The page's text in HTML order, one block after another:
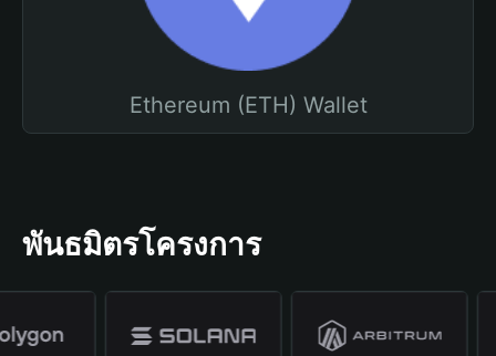
Ethereum (ETH) Wallet
พันธมิตรโครงการ